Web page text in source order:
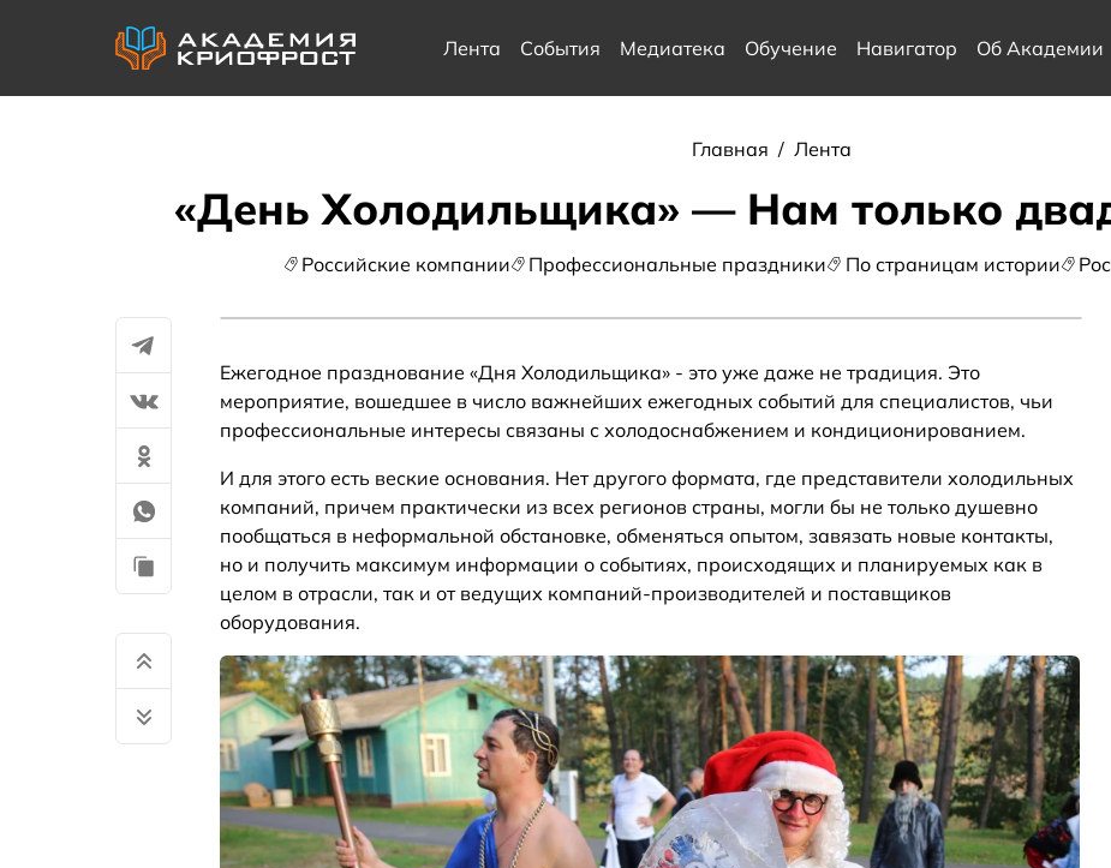
Лента События Медиатека Обучение Навигатор Об Академии
Главная / Лента
«День Холодильщика» — Нам только
Российские компании Профессиональные праздники По страницам истории
Ежегодное празднование «Дня Холодильщика» - это уже даже не традиция. Это
мероприятие, вошедшее в число важнейших ежегодных событий для специалистов, чьи
профессиональные интересы связаны с холодоснабжением и кондиционированием.
И для этого есть веские основания. Нет другого формата, где представители холодильных
компаний, причем практически из всех регионов страны, могли бы не только душевно
пообщаться в неформальной обстановке, обменяться опытом, завязать новые контакты,
но и получить максимум информации о событиях, происходящих и планируемых как в
целом в отрасли, так и от ведущих компаний-производителей и поставщиков
оборудования.